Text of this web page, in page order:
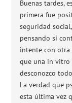
Buenas tardes,
primera fue
seguridad
pensando si
intente con otra
que una in vitro
desconozco
La verdad que
esta última vez